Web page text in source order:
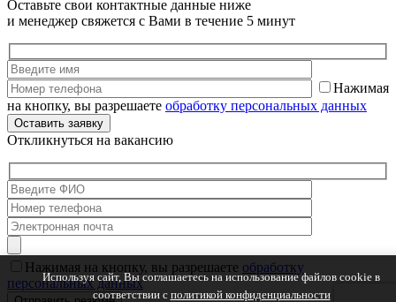
Оставьте свои контактные данные ниже
и менеджер свяжется с Вами в течение 5 минут
Нажимая
на кнопку, вы разрешаете обработку персональных данных
Откликнуться на вакансию
Нажимая на кнопку, вы разрешаете обработку
персональных данных
Используя сайт, Вы соглашаетесь на использование файлов cookie в
соответствии с политикой конфиденциальности